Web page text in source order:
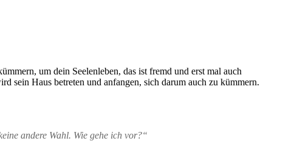
um dein Seelenleben, das ist fremd und erst mal auch
sein Haus betreten und anfangen, sich darum auch zu kümmern.
andere Wahl. Wie gehe ich vor?“